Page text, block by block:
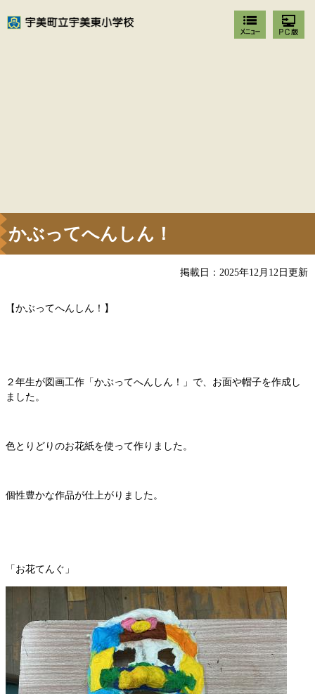
かぶってへんしん！
掲載日：2025年12月12日更新
【かぶってへんしん！】
２年生が図画工作「かぶってへんしん！」で、お面や帽子を作成し
ました。
色とりどりのお花紙を使って作りました。
個性豊かな作品が仕上がりました。
「お花てんぐ」